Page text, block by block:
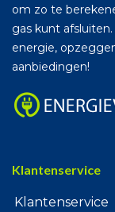
om zo te
gas kunt
energie,
aanbiedingen!
Klantenservice
Klantenservice